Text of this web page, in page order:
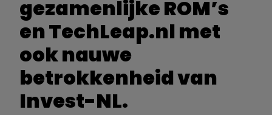
gezamenlijke ROM’s
en TechLeap.nl met
ook nauwe
betrokkenheid van
Invest-NL.